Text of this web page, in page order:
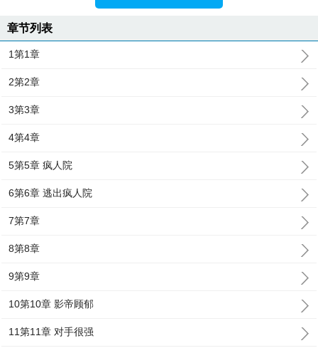
章节列表
1第1章
2第2章
3第3章
4第4章
5第5章 疯人院
6第6章 逃出疯人院
7第7章
8第8章
9第9章
10第10章 影帝顾郁
11第11章 对手很强